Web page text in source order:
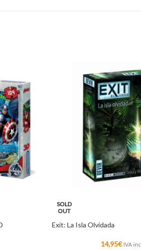
SOLD
OUT
Exit: La Isla Olvidada
14,95€ IVA inc.